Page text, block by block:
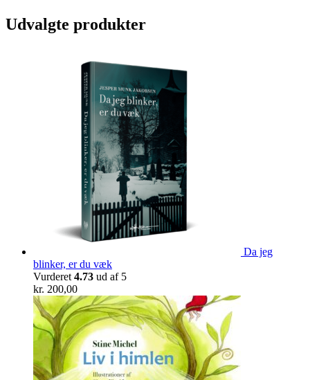
Udvalgte produkter
Da jeg
blinker, er du væk
Vurderet 4.73 ud af 5
kr. 200,00